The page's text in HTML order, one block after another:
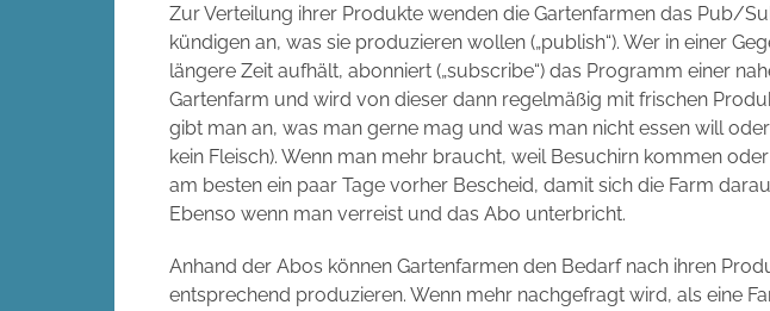
Zur Verteilung ihrer Produkte wenden die Gartenfarmen das Pub/
kündigen an, was sie produzieren wollen („publish“). Wer in einer
längere Zeit aufhält, abonniert („subscribe“) das Programm einer
Gartenfarm und wird von dieser dann regelmäßig mit frischen
gibt man an, was man gerne mag und was man nicht essen will
kein Fleisch). Wenn man mehr braucht, weil Besuchirn kommen
am besten ein paar Tage vorher Bescheid, damit sich die Farm
Ebenso wenn man verreist und das Abo unterbricht.
Anhand der Abos können Gartenfarmen den Bedarf nach ihren
entsprechend produzieren. Wenn mehr nachgefragt wird, als eine